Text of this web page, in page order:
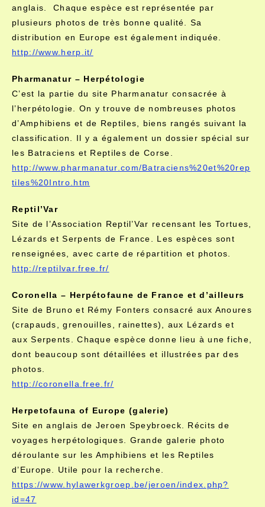
anglais. Chaque espèce est représentée par
plusieurs photos de très bonne qualité. Sa
distribution en Europe est également indiquée.
http://www.herp.it/
Pharmanatur – Herpétologie
C’est la partie du site Pharmanatur consacrée à
l’herpétologie. On y trouve de nombreuses photos
d’Amphibiens et de Reptiles, biens rangés suivant la
classification. Il y a également un dossier spécial sur
les Batraciens et Reptiles de Corse.
http://www.pharmanatur.com/Batraciens%20et%20rep
tiles%20Intro.htm
Reptil’Var
Site de l’Association Reptil’Var recensant les Tortues,
Lézards et Serpents de France. Les espèces sont
renseignées, avec carte de répartition et photos.
http://reptilvar.free.fr/
Coronella – Herpétofaune de France et d’ailleurs
Site de Bruno et Rémy Fonters consacré aux Anoures
(crapauds, grenouilles, rainettes), aux Lézards et
aux Serpents. Chaque espèce donne lieu à une fiche,
dont beaucoup sont détaillées et illustrées par des
photos.
http://coronella.free.fr/
Herpetofauna of Europe (galerie)
Site en anglais de Jeroen Speybroeck. Récits de
voyages herpétologiques. Grande galerie photo
déroulante sur les Amphibiens et les Reptiles
d’Europe. Utile pour la recherche.
https://www.hylawerkgroep.be/jeroen/index.php?
id=47